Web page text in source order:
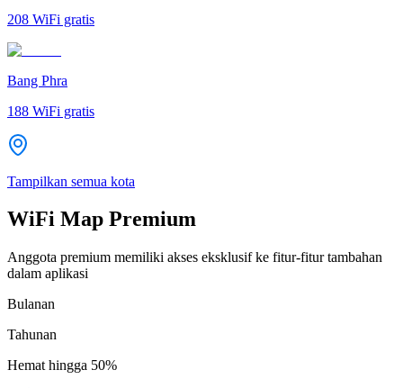
208 WiFi gratis
Bang Phra
188 WiFi gratis
Tampilkan semua kota
WiFi Map Premium
Anggota premium memiliki akses eksklusif ke fitur-fitur tambahan
dalam aplikasi
Bulanan
Tahunan
Hemat hingga 50%